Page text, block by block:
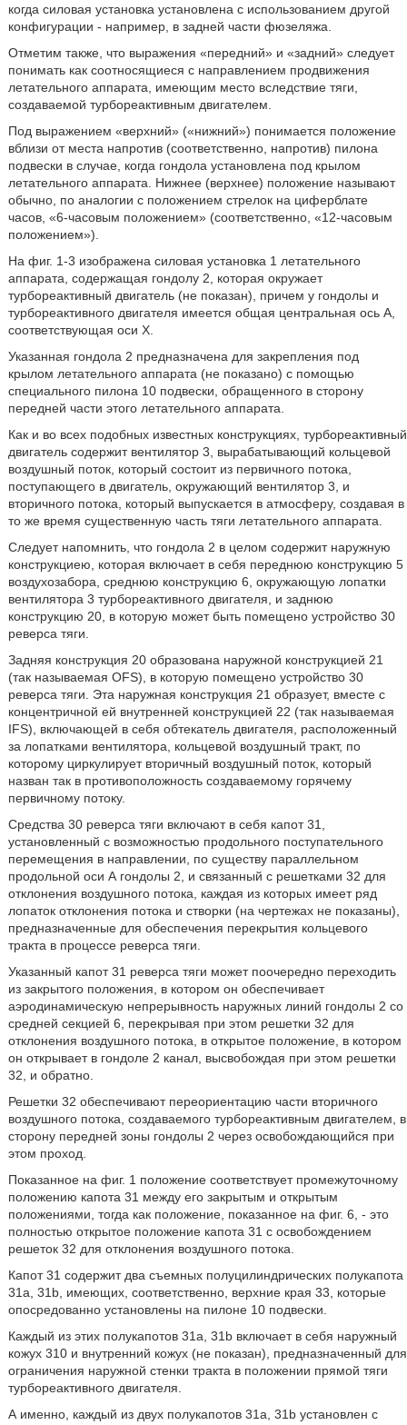
когда силовая установка установлена с использованием другой
конфигурации - например, в задней части фюзеляжа.
Отметим также, что выражения «передний» и «задний» следует
понимать как соотносящиеся с направлением продвижения
летательного аппарата, имеющим место вследствие тяги,
создаваемой турбореактивным двигателем.
Под выражением «верхний» («нижний») понимается положение
вблизи от места напротив (соответственно, напротив) пилона
подвески в случае, когда гондола установлена под крылом
летательного аппарата. Нижнее (верхнее) положение называют
обычно, по аналогии с положением стрелок на циферблате
часов, «6-часовым положением» (соответственно, «12-часовым
положением»).
На фиг. 1-3 изображена силовая установка 1 летательного
аппарата, содержащая гондолу 2, которая окружает
турбореактивный двигатель (не показан), причем у гондолы и
турбореактивного двигателя имеется общая центральная ось А,
соответствующая оси X.
Указанная гондола 2 предназначена для закрепления под
крылом летательного аппарата (не показано) с помощью
специального пилона 10 подвески, обращенного в сторону
передней части этого летательного аппарата.
Как и во всех подобных известных конструкциях, турбореактивный
двигатель содержит вентилятор 3, вырабатывающий кольцевой
воздушный поток, который состоит из первичного потока,
поступающего в двигатель, окружающий вентилятор 3, и
вторичного потока, который выпускается в атмосферу, создавая в
то же время существенную часть тяги летательного аппарата.
Следует напомнить, что гондола 2 в целом содержит наружную
конструкциею, которая включает в себя переднюю конструкцию 5
воздухозабора, среднюю конструкцию 6, окружающую лопатки
вентилятора 3 турбореактивного двигателя, и заднюю
конструкцию 20, в которую может быть помещено устройство 30
реверса тяги.
Задняя конструкция 20 образована наружной конструкцией 21
(так называемая OFS), в которую помещено устройство 30
реверса тяги. Эта наружная конструкция 21 образует, вместе с
концентричной ей внутренней конструкцией 22 (так называемая
IFS), включающей в себя обтекатель двигателя, расположенный
за лопатками вентилятора, кольцевой воздушный тракт, по
которому циркулирует вторичный воздушный поток, который
назван так в противоположность создаваемому горячему
первичному потоку.
Средства 30 реверса тяги включают в себя капот 31,
установленный с возможностью продольного поступательного
перемещения в направлении, по существу параллельном
продольной оси А гондолы 2, и связанный с решетками 32 для
отклонения воздушного потока, каждая из которых имеет ряд
лопаток отклонения потока и створки (на чертежах не показаны),
предназначенные для обеспечения перекрытия кольцевого
тракта в процессе реверса тяги.
Указанный капот 31 реверса тяги может поочередно переходить
из закрытого положения, в котором он обеспечивает
аэродинамическую непрерывность наружных линий гондолы 2 со
средней секцией 6, перекрывая при этом решетки 32 для
отклонения воздушного потока, в открытое положение, в котором
он открывает в гондоле 2 канал, высвобождая при этом решетки
32, и обратно.
Решетки 32 обеспечивают переориентацию части вторичного
воздушного потока, создаваемого турбореактивным двигателем, в
сторону передней зоны гондолы 2 через освобождающийся при
этом проход.
Показанное на фиг. 1 положение соответствует промежуточному
положению капота 31 между его закрытым и открытым
положениями, тогда как положение, показанное на фиг. 6, - это
полностью открытое положение капота 31 с освобождением
решеток 32 для отклонения воздушного потока.
Капот 31 содержит два съемных полуцилиндрических полукапота
31а, 31b, имеющих, соответственно, верхние края 33, которые
опосредованно установлены на пилоне 10 подвески.
Каждый из этих полукапотов 31а, 31b включает в себя наружный
кожух 310 и внутренний кожух (не показан), предназначенный для
ограничения наружной стенки тракта в положении прямой тяги
турбореактивного двигателя.
А именно, каждый из двух полукапотов 31а, 31b установлен с